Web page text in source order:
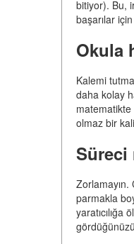
bitiyor). Bu,
başarılar
Okula
Kalemi
daha kolay
matematikte
olmaz bir
Süreci
parmakla